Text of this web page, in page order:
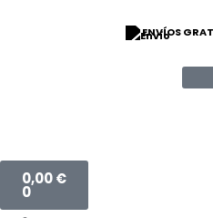
ENVÍOS
0,00€
0
Carrito